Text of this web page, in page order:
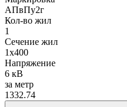
АПвПу2г
Кол-во жил
1
Сечение жил
1х400
Напряжение
6 кВ
за метр
1332.74